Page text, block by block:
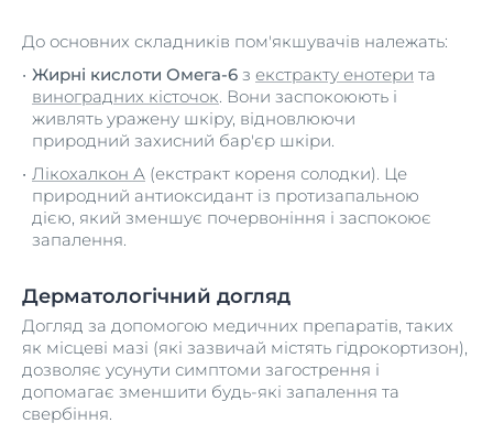
До основних складників пом'якшувачів належать:
Жирні кислоти Омега-6 з екстракту енотери та
виноградних кісточок. Вони заспокоюють і
живлять уражену шкіру, відновлюючи
природний захисний бар'єр шкіри.
Лікохалкон А (екстракт кореня солодки). Це
природний антиоксидант із протизапальною
дією, який зменшує почервоніння і заспокоює
запалення.
Дерматологічний догляд
Догляд за допомогою медичних препаратів, таких
як місцеві мазі (які зазвичай містять гідрокортизон),
дозволяє усунути симптоми загострення і
допомагає зменшити будь-які запалення та
свербіння.